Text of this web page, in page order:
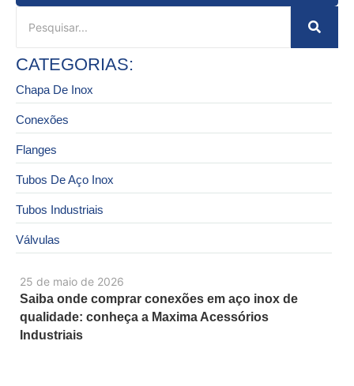
25 de maio de 2026
Saiba onde comprar conexões em aço inox de
qualidade: conheça a Maxima Acessórios
Industriais
CATEGORIAS:
Chapa De Inox
Conexões
Flanges
Tubos De Aço Inox
Tubos Industriais
Válvulas